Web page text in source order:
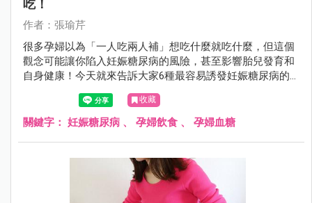
吃！
作者：張瑜芹
很多孕婦以為「一人吃兩人補」想吃什麼就吃什麼，但這個
觀念可能讓你陷入妊娠糖尿病的風險，甚至影響胎兒發育和
自身健康！今天就來告訴大家6種最容易誘發妊娠糖尿病的
食物，幫助準媽媽們建立完整的孕期飲食安全意識！
收藏
關鍵字： 妊娠糖尿病 、 孕婦飲食 、 孕婦血糖